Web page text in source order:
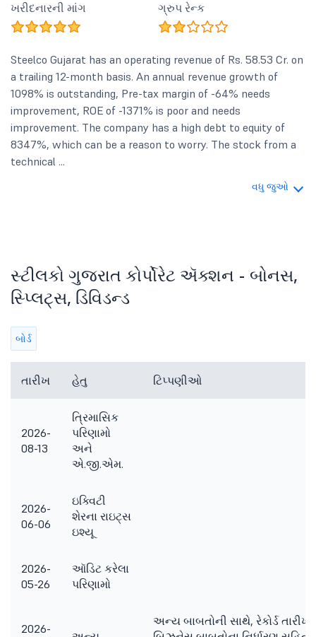
ખરીદનારની માંગ ગ્રુપ રેન્ક
Steelco Gujarat has an operating revenue of Rs. 58.53 Cr. on
a trailing 12-month basis. An annual revenue growth of
1098% is outstanding, Pre-tax margin of -64% needs
improvement, ROE of -1371% is poor and needs
improvement. The company has a high debt to equity of
8347%, which can be a reason to worry. The stock from a
technical ...
વધુ જુઓ
સ્ટીલકો ગુજરાત કોર્પોરેટ ઍક્શન - બોનસ,
સ્પ્લિટ્સ, ડિવિડન્ડ
બોર્ડ
તારીખ હેતુ ટિપ્પણીઓ
2026-
08-13
ત્રિમાસિક
પરિણામો
અને
એ.જી.એમ.
2026-
06-06
ઇક્વિટી
શેરના રાઇટ્સ
ઇશ્યૂ
2026-
05-26
ઑડિટ કરેલા
પરિણામો
2026-
અન્ય બાબતોની સાથે, રેકોર્ડ